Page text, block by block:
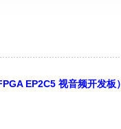
EP2C5 视音频开发板）